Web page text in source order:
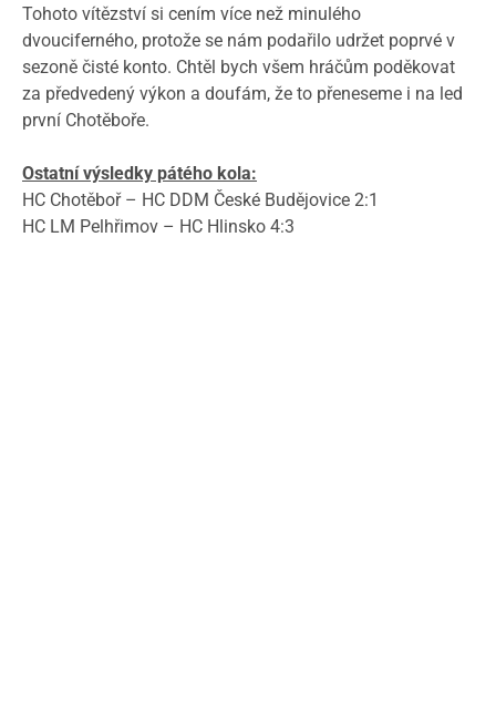
Tohoto vítězství si cením více než minulého
dvouciferného, protože se nám podařilo udržet poprvé v
sezoně čisté konto. Chtěl bych všem hráčům poděkovat
za předvedený výkon a doufám, že to přeneseme i na led
první Chotěboře.
Ostatní výsledky pátého kola:
HC Chotěboř – HC DDM České Budějovice 2:1
HC LM Pelhřimov – HC Hlinsko 4:3